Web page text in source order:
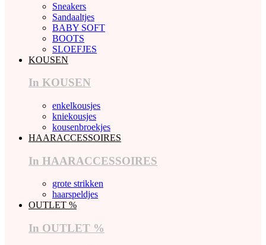
Sneakers
Sandaaltjes
BABY SOFT
BOOTS
SLOEFJES
KOUSEN
In KOUSEN
enkelkousjes
kniekousjes
kousenbroekjes
HAARACCESSOIRES
In HAARACCESSOIRES
grote strikken
haarspeldjes
OUTLET %
In OUTLET %